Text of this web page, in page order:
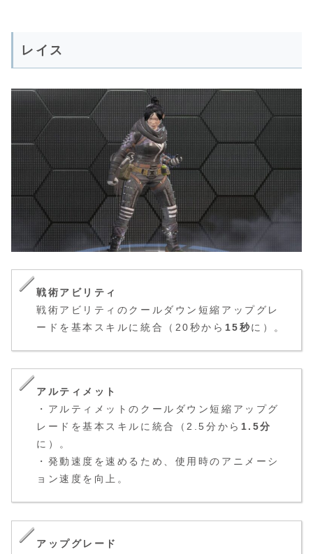
レイス
戦術アビリティ
戦術アビリティのクールダウン短縮アップグレ
ードを基本スキルに統合（20秒から 15秒に）。
アルティメット
・アルティメットのクールダウン短縮アップグ
レードを基本スキルに統合（2.5分から 1.5分
に）。
・発動速度を速めるため、使用時のアニメーシ
ョン速度を向上。
アップグレード